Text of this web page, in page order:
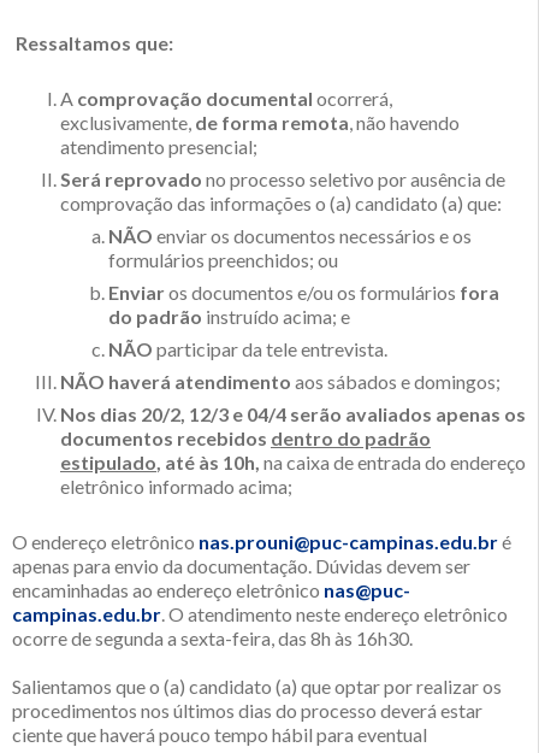
Ressaltamos que:
A comprovação documental ocorrerá,
exclusivamente, de forma remota, não havendo
atendimento presencial;
Será reprovado no processo seletivo por ausência de
comprovação das informações o (a) candidato (a) que:
NÃO enviar os documentos necessários e os
formulários preenchidos; ou
Enviaros documentos e/ou os formulários fora
do padrão instruído acima; e
NÃO participar da tele entrevista.
NÃO haverá atendimento aos sábados e domingos;
Nos dias 20/2, 12/3 e 04/4 serão avaliados apenas os
documentos recebidos dentro do padrão
estipulado, até às 10h, na caixa de entrada do endereço
eletrônico informado acima;
O endereço eletrônico nas.prouni@puc-campinas.edu.bré
apenas para envio da documentação. Dúvidas devem ser
encaminhadas ao endereço eletrônico nas@puc-
campinas.edu.br. O atendimento neste endereço eletrônico
ocorre de segunda a sexta-feira, das 8h às 16h30.
Salientamos que o (a) candidato (a) que optar por realizar os
procedimentos nos últimos dias do processo deverá estar
ciente que haverá pouco tempo hábil para eventual